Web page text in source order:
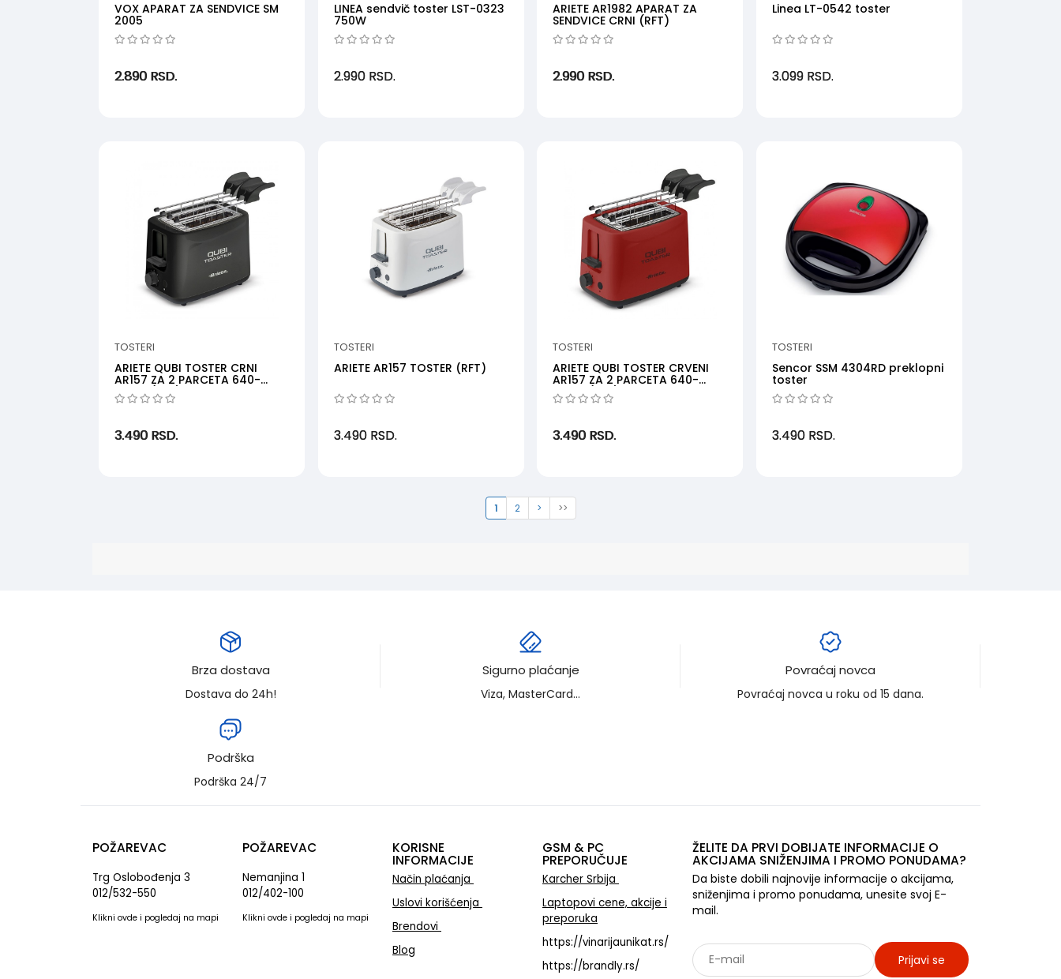
VOX APARAT ZA SENDVICE SM
2005
2.890RSD.
LINEA sendvič toster LST-0323
750W
2.990 RSD.
ARIETE AR1982 APARAT ZA
SENDVICE CRNI (RFT)
2.990RSD.
Linea LT-0542 toster
3.099 RSD.
TOSTERI
ARIETE QUBI TOSTER CRNI
AR157 ZA 2 PARCETA 640-
760W (RFT)
3.490RSD.
TOSTERI
ARIETE AR157 TOSTER (RFT)
3.490 RSD.
TOSTERI
ARIETE QUBI TOSTER CRVENI
AR157 ZA 2 PARCETA 640-
760W (RFT)
3.490RSD.
TOSTERI
Sencor SSM 4304RD preklopni
toster
3.490 RSD.
1 2 > >>
Brza dostava
Dostava do 24h!
Sigurno plaćanje
Viza, MasterCard...
Povraćaj novca
Povraćaj novca u roku od 15 dana.
Podrška
Podrška 24/7
POŽAREVAC
Trg Oslobođenja 3
012/532-550
Klikni ovde i pogledaj na mapi
POŽAREVAC
Nemanjina 1
012/402-100
Klikni ovde i pogledaj na mapi
KORISNE
INFORMACIJE
Način plaćanja
Uslovi korišćenja
Brendovi
Blog
GSM & PC
PREPORUČUJE
Karcher Srbija
Laptopovi cene, akcije i
preporuka
https://vinarijaunikat.rs/
https://brandly.rs/
ŽELITE DA PRVI DOBIJATE INFORMACIJE O
AKCIJAMA SNIŽENJIMA I PROMO PONUDAMA?
Da biste dobili najnovije informacije o akcijama,
sniženjima i promo ponudama, unesite svoj E-
mail.
Prijavi se